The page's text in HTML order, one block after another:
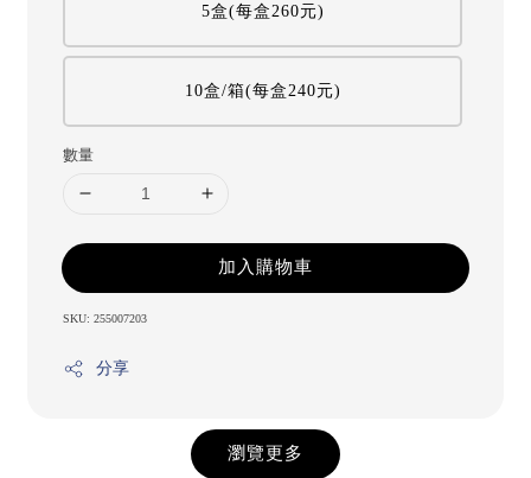
5盒(每盒260元)
10盒/箱(每盒240元)
數量
加入購物車
SKU: 255007203
分享
瀏覽更多